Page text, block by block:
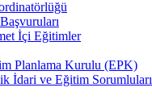
İçi Eğitimler
Planlama Kurulu (EPK)
İdari ve Eğitim Sorumluları